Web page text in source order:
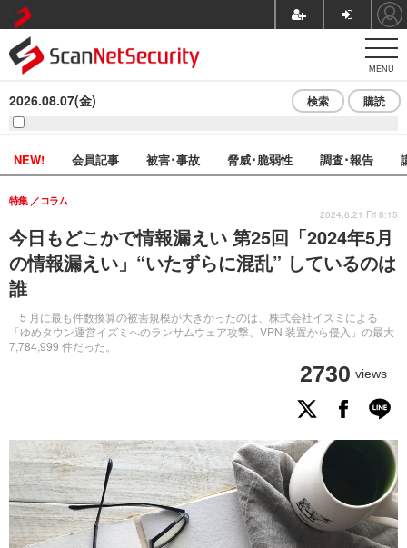
MENU
2026.08.07(金) 検索 購読
NEW! 会員記事 被害･事故 脅威･脆弱性 調査･報告
今日もどこかで情報漏えい 第25回「2024年5月
の情報漏えい」“いたずらに混乱” しているのは
誰
5 月に最も件数換算の被害規模が大きかったのは、株式会社イズミによる
「ゆめタウン運営イズミへのランサムウェア攻撃、VPN 装置から侵入」の最大
7,784,999 件だった。
特集 コラム
2730 views
2024.6.21 Fri 8:15